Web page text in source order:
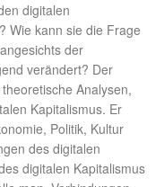
digitalen
Wie kann sie die Frage
der
verändert? Der
Analysen,
Kapitalismus. Er
Politik, Kultur
des digitalen
digitalen Kapitalismus